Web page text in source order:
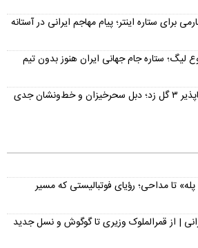
برای ستاره اینتر؛ پیام مهاجم ایرانی در آستانه
شروع لیگ؛ ستاره جام جهانی ایران هنوز بدون تیم
استقلال به تیم شکست‌ناپذیر ۳ گل زد؛ دبل سحرخیزان و خط‌ونشان جدی
پله» تا مداحی؛ رؤیای فوتبالیستی که مسیر
| از قمرالملوک وزیری تا گوگوش و نسل جدید